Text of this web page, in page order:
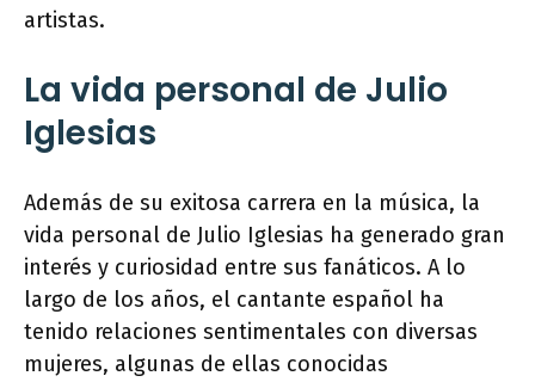
artistas.
La vida personal de Julio
Iglesias
Además de su exitosa carrera en la música, la
vida personal de Julio Iglesias ha generado gran
interés y curiosidad entre sus fanáticos. A lo
largo de los años, el cantante español ha
tenido relaciones sentimentales con diversas
mujeres, algunas de ellas conocidas